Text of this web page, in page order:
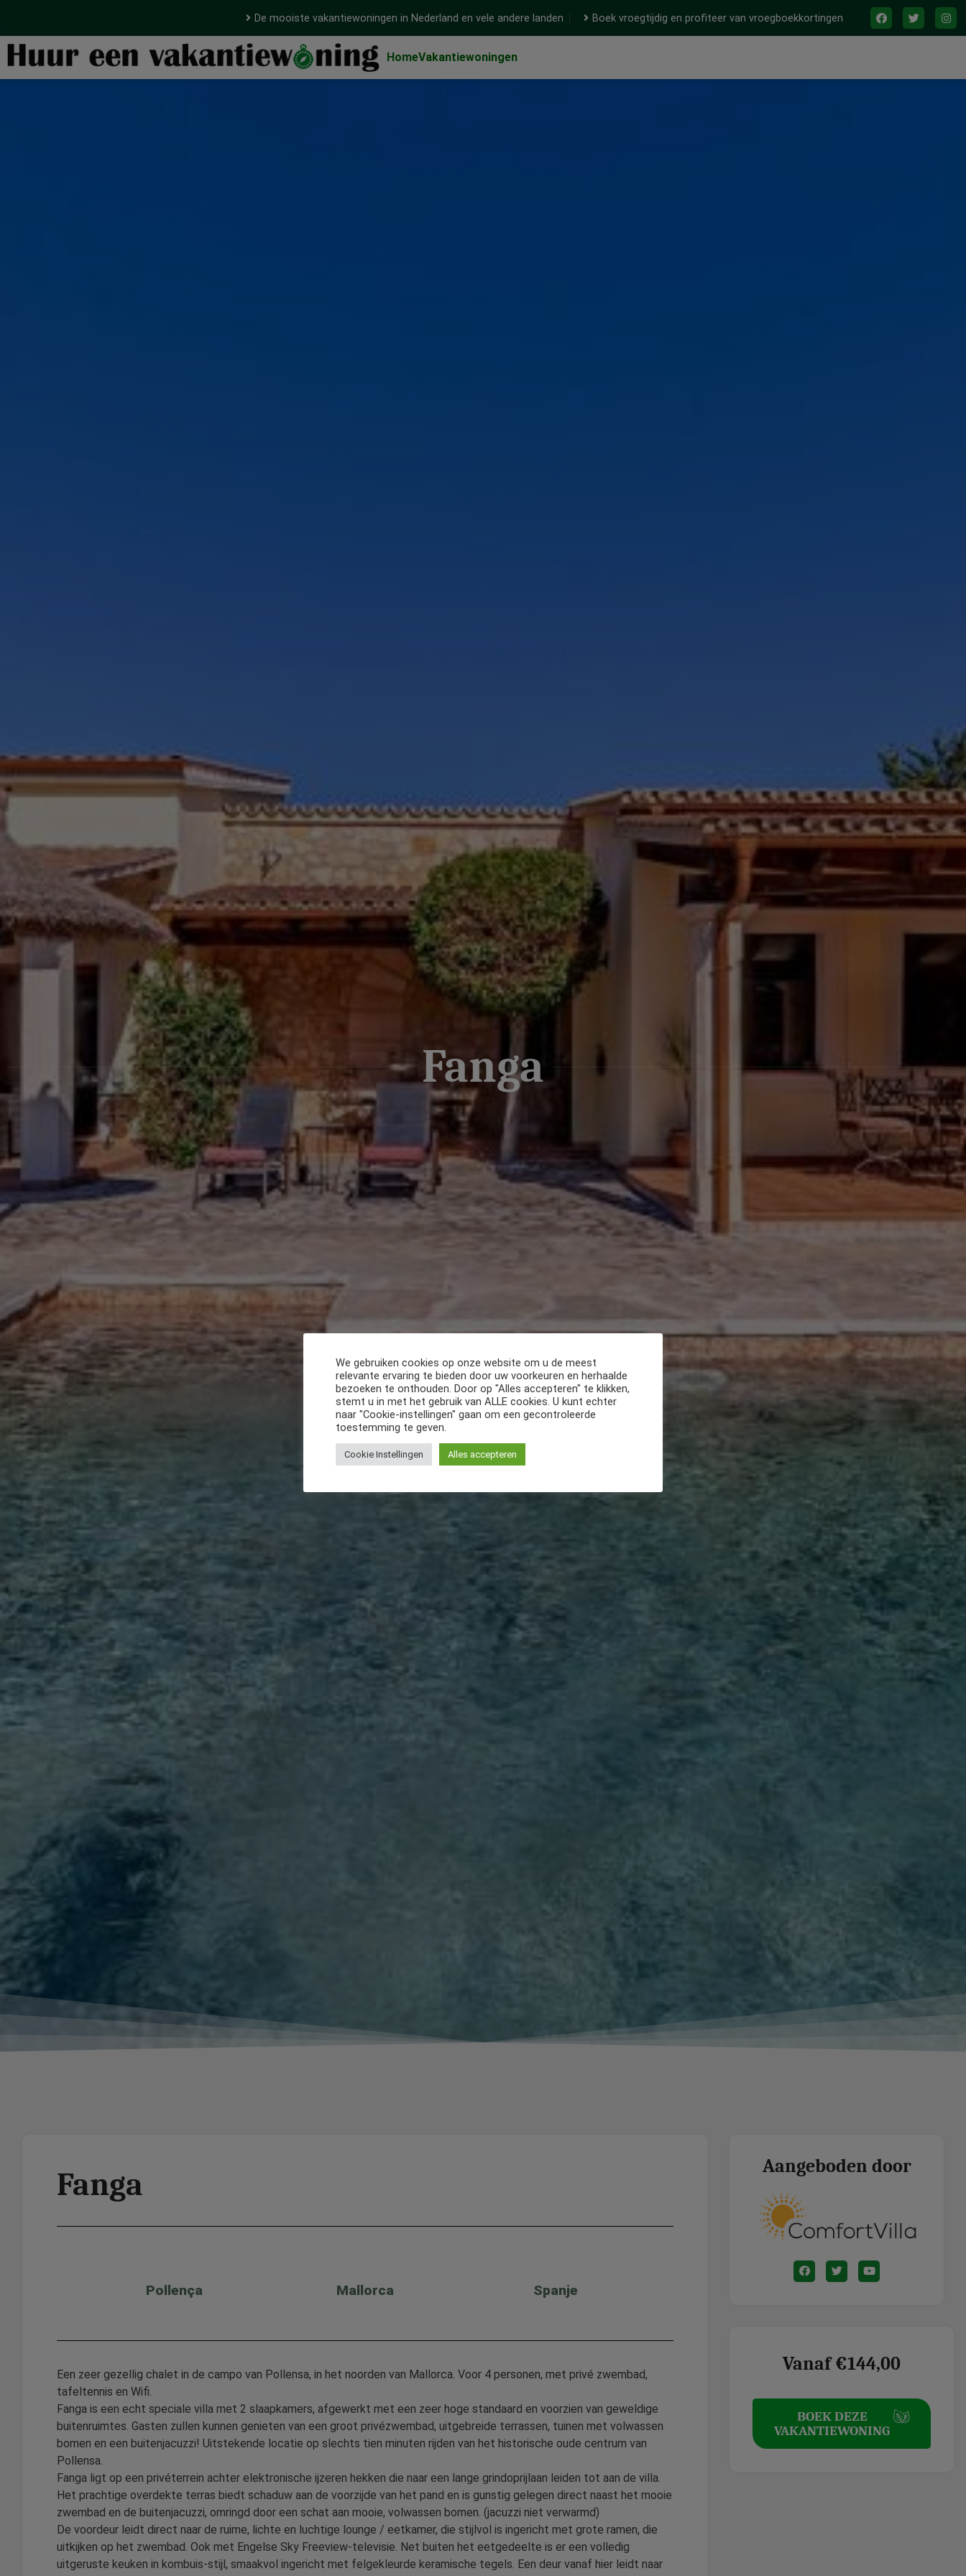
De mooiste vakantiewoningen in Nederland en vele andere landen Boek vroegtijdig en profiteer van vroegboekkortingen
HomeVakantiewoningen
Fanga
Fanga
Pollença Mallorca Spanje
Een zeer gezellig chalet in de campo van Pollensa, in het noorden van Mallorca. Voor 4 personen, met privé zwembad,
tafeltennis en Wifi.
Fanga is een echt speciale villa met 2 slaapkamers, afgewerkt met een zeer hoge standaard en voorzien van geweldige
buitenruimtes. Gasten zullen kunnen genieten van een groot privézwembad, uitgebreide terrassen, tuinen met volwassen
bomen en een buitenjacuzzi! Uitstekende locatie op slechts tien minuten rijden van het historische oude centrum van
Pollensa.
Fanga ligt op een privéterrein achter elektronische ijzeren hekken die naar een lange grindoprijlaan leiden tot aan de villa.
Het prachtige overdekte terras biedt schaduw aan de voorzijde van het pand en is gunstig gelegen direct naast het mooie
zwembad en de buitenjacuzzi, omringd door een schat aan mooie, volwassen bomen. (jacuzzi niet verwarmd)
De voordeur leidt direct naar de ruime, lichte en luchtige lounge / eetkamer, die stijlvol is ingericht met grote ramen, die
uitkijken op het zwembad. Ook met Engelse Sky Freeview-televisie. Net buiten het eetgedeelte is er een volledig
uitgeruste keuken in kombuis-stijl, smaakvol ingericht met felgekleurde keramische tegels. Een deur vanaf hier leidt naar
Aangeboden door
Vanaf €144,00
BOEK DEZE
VAKANTIEWONING
We gebruiken cookies op onze website om u de meest
relevante ervaring te bieden door uw voorkeuren en herhaalde
bezoeken te onthouden. Door op "Alles accepteren" te klikken,
stemt u in met het gebruik van ALLE cookies. U kunt echter
naar "Cookie-instellingen" gaan om een gecontroleerde
toestemming te geven.
Cookie Instellingen Alles accepteren